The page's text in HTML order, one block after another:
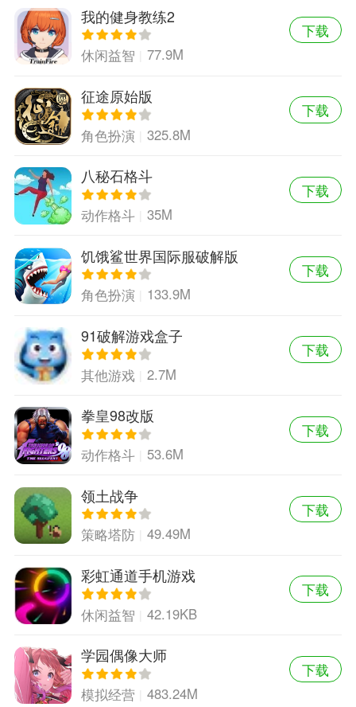
我的健身教练2
休闲益智 77.9M
下载
征途原始版
角色扮演 325.8M
下载
八秘石格斗
动作格斗 35M
下载
饥饿鲨世界国际服破解版
角色扮演 133.9M
下载
91破解游戏盒子
其他游戏 2.7M
下载
拳皇98改版
动作格斗 53.6M
下载
领土战争
策略塔防 49.49M
下载
彩虹通道手机游戏
休闲益智 42.19KB
下载
学园偶像大师
模拟经营 483.24M
下载